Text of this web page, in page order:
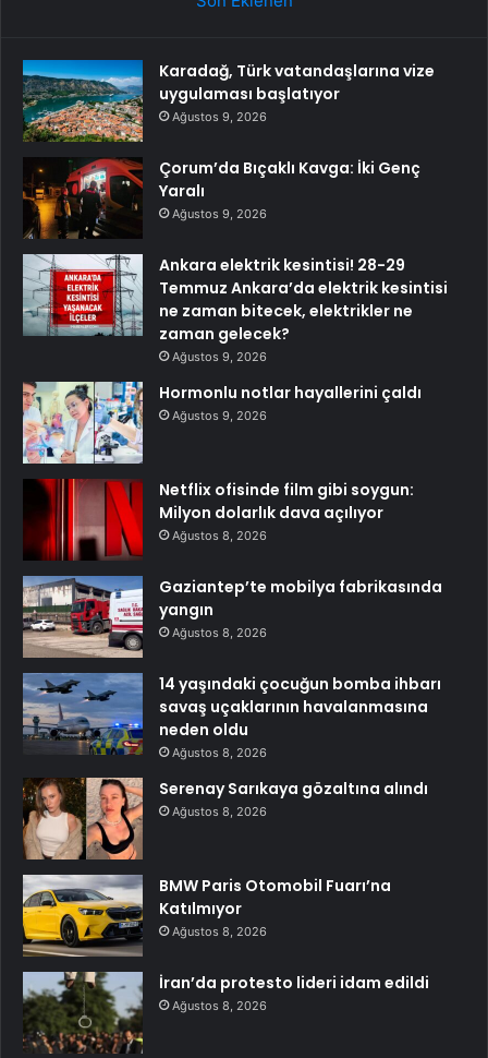
Karadağ, Türk vatandaşlarına vize
uygulaması başlatıyor
Ağustos 9, 2026
Çorum’da Bıçaklı Kavga: İki Genç
Yaralı
Ağustos 9, 2026
Ankara elektrik kesintisi! 28-29
Temmuz Ankara’da elektrik kesintisi
ne zaman bitecek, elektrikler ne
zaman gelecek?
Ağustos 9, 2026
Hormonlu notlar hayallerini çaldı
Ağustos 9, 2026
Netflix ofisinde film gibi soygun:
Milyon dolarlık dava açılıyor
Ağustos 8, 2026
Gaziantep’te mobilya fabrikasında
yangın
Ağustos 8, 2026
14 yaşındaki çocuğun bomba ihbarı
savaş uçaklarının havalanmasına
neden oldu
Ağustos 8, 2026
Serenay Sarıkaya gözaltına alındı
Ağustos 8, 2026
BMW Paris Otomobil Fuarı’na
Katılmıyor
Ağustos 8, 2026
İran’da protesto lideri idam edildi
Ağustos 8, 2026